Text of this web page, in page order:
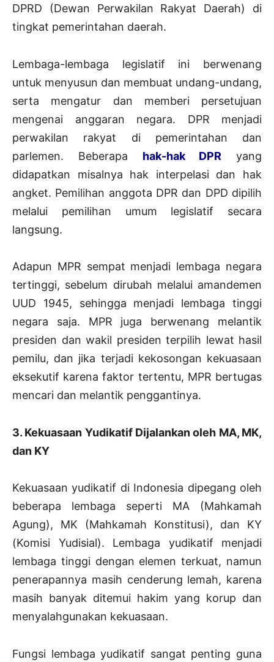
DPRD (Dewan Perwakilan Rakyat Daerah) di
tingkat pemerintahan daerah.
Lembaga-lembaga legislatif ini berwenang
untuk menyusun dan membuat undang-undang,
serta mengatur dan memberi persetujuan
mengenai anggaran negara. DPR menjadi
perwakilan rakyat di pemerintahan dan
parlemen. Beberapa hak-hak DPR yang
didapatkan misalnya hak interpelasi dan hak
angket. Pemilihan anggota DPR dan DPD dipilih
melalui pemilihan umum legislatif secara
langsung.
Adapun MPR sempat menjadi lembaga negara
tertinggi, sebelum dirubah melalui amandemen
UUD 1945, sehingga menjadi lembaga tinggi
negara saja. MPR juga berwenang melantik
presiden dan wakil presiden terpilih lewat hasil
pemilu, dan jika terjadi kekosongan kekuasaan
eksekutif karena faktor tertentu, MPR bertugas
mencari dan melantik penggantinya.
3. Kekuasaan Yudikatif Dijalankan oleh MA, MK,
dan KY
Kekuasaan yudikatif di Indonesia dipegang oleh
beberapa lembaga seperti MA (Mahkamah
Agung), MK (Mahkamah Konstitusi), dan KY
(Komisi Yudisial). Lembaga yudikatif menjadi
lembaga tinggi dengan elemen terkuat, namun
penerapannya masih cenderung lemah, karena
masih banyak ditemui hakim yang korup dan
menyalahgunakan kekuasaan.
Fungsi lembaga yudikatif sangat penting guna